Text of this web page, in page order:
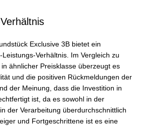
Exclusive 3B bietet ein
Verhältnis. Im Vergleich zu
ähnlicher Preisklasse überzeugt es
und die positiven Rückmeldungen der
der Meinung, dass die Investition in
ist, da es sowohl in der
der Verarbeitung überdurchschnittlich
und Fortgeschrittene ist es eine